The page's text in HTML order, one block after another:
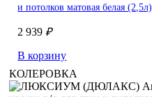
и потолков матовая белая (2,5л)
2 939₽
В корзину
КОЛЕРОВКА